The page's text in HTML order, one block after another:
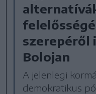
szerepéről
Bolojan
A jelenlegi
demokratikus